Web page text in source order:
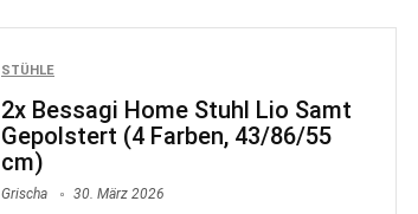
STÜHLE
2x Bessagi Home Stuhl Lio Samt
Gepolstert (4 Farben, 43/86/55
cm)
Grischa 30. März 2026